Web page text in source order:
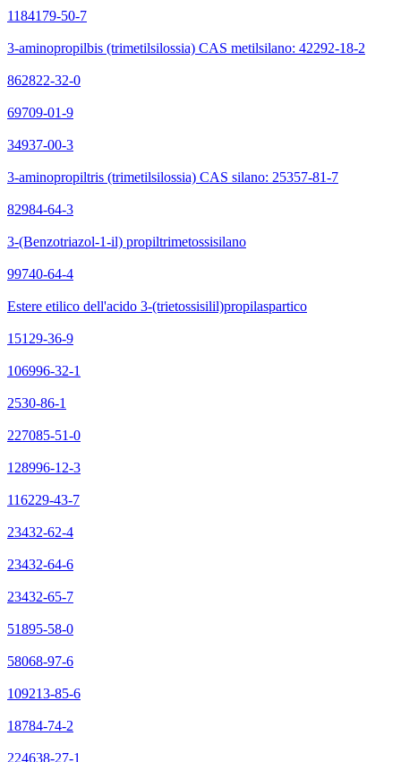
1184179-50-7
3-aminopropilbis (trimetilsilossia) CAS metilsilano: 42292-18-2
862822-32-0
69709-01-9
34937-00-3
3-aminopropiltris (trimetilsilossia) CAS silano: 25357-81-7
82984-64-3
3-(Benzotriazol-1-il) propiltrimetossisilano
99740-64-4
Estere etilico dell'acido 3-(trietossisilil)propilaspartico
15129-36-9
106996-32-1
2530-86-1
227085-51-0
128996-12-3
116229-43-7
23432-62-4
23432-64-6
23432-65-7
51895-58-0
58068-97-6
109213-85-6
18784-74-2
224638-27-1